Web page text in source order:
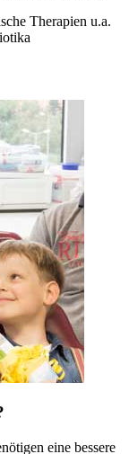
Therapien u.a.
eine bessere